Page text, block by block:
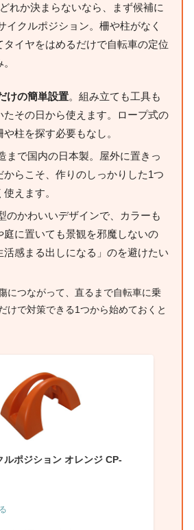
れか決まらないなら、まず候補に
イクルポジション。柵や柱がなく
イヤをはめるだけで自転車の定位
けの簡単設置。組み立ても工具も
たその日から使えます。ロープ式の
柱を探す必要もなし。
まで国内の日本製。屋外に置きっ
からこそ、作りのしっかりした1つ
えます。
のかわいいデザインで、カラーも
庭に置いても景観を邪魔しないの
活感まる出しになる」のを避けたい
につながって、直るまで自転車に乗
けで対策できる1つから始めておくと
ルポジション オレンジ CP-